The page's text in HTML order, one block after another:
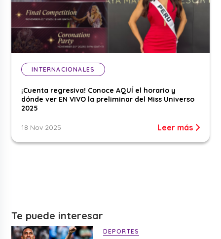
INTERNACIONALES
¡Cuenta regresiva! Conoce AQUÍ el horario y
dónde ver EN VIVO la preliminar del Miss Universo
2025
18 Nov 2025 Leer más
Te puede interesar
DEPORTES